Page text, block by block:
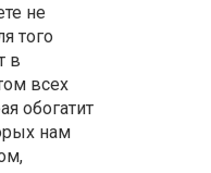
не
того
в
всех
обогатит
нам